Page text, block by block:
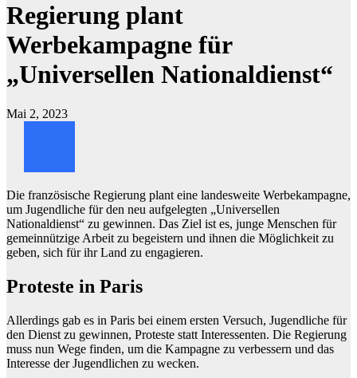
Regierung plant
Werbekampagne für
„Universellen Nationaldienst“
Mai 2, 2023
Die französische Regierung plant eine landesweite Werbekampagne,
um Jugendliche für den neu aufgelegten „Universellen
Nationaldienst“ zu gewinnen. Das Ziel ist es, junge Menschen für
gemeinnützige Arbeit zu begeistern und ihnen die Möglichkeit zu
geben, sich für ihr Land zu engagieren.
Proteste in Paris
Allerdings gab es in Paris bei einem ersten Versuch, Jugendliche für
den Dienst zu gewinnen, Proteste statt Interessenten. Die Regierung
muss nun Wege finden, um die Kampagne zu verbessern und das
Interesse der Jugendlichen zu wecken.